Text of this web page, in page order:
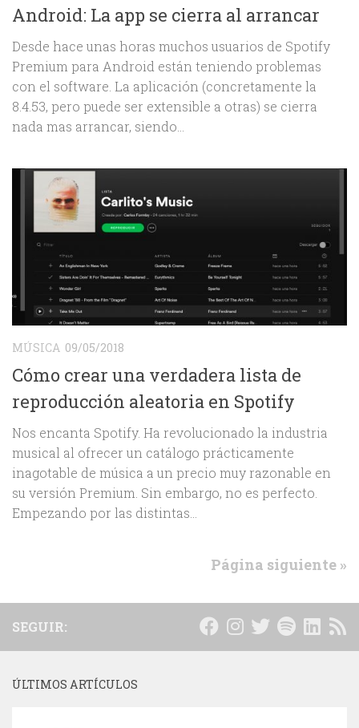
Android: La app se cierra al arrancar
Desde hace unas horas muchos usuarios de Spotify
Premium para Android están teniendo problemas
con el software. La aplicación (concretamente la
8.4.53, pero puede ser extensible a otras) se cierra
nada mas arrancar, siendo...
MÚSICA 09/05/2018
Cómo crear una verdadera lista de
reproducción aleatoria en Spotify
Nos encanta Spotify. Ha revolucionado la industria
musical al ofrecer un catálogo prácticamente
inagotable de música a un precio muy razonable en
su versión Premium. Sin embargo, no es perfecto.
Empezando por las distintas...
Página siguiente »
SEGUIR:
ÚLTIMOS ARTÍCULOS